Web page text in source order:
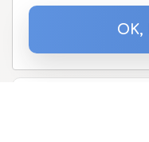
Zapisz
Podaj
OK,